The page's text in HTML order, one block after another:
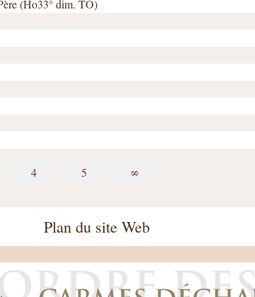
(Ho33° dim. TO)
4 5 ∞
Plan du site Web